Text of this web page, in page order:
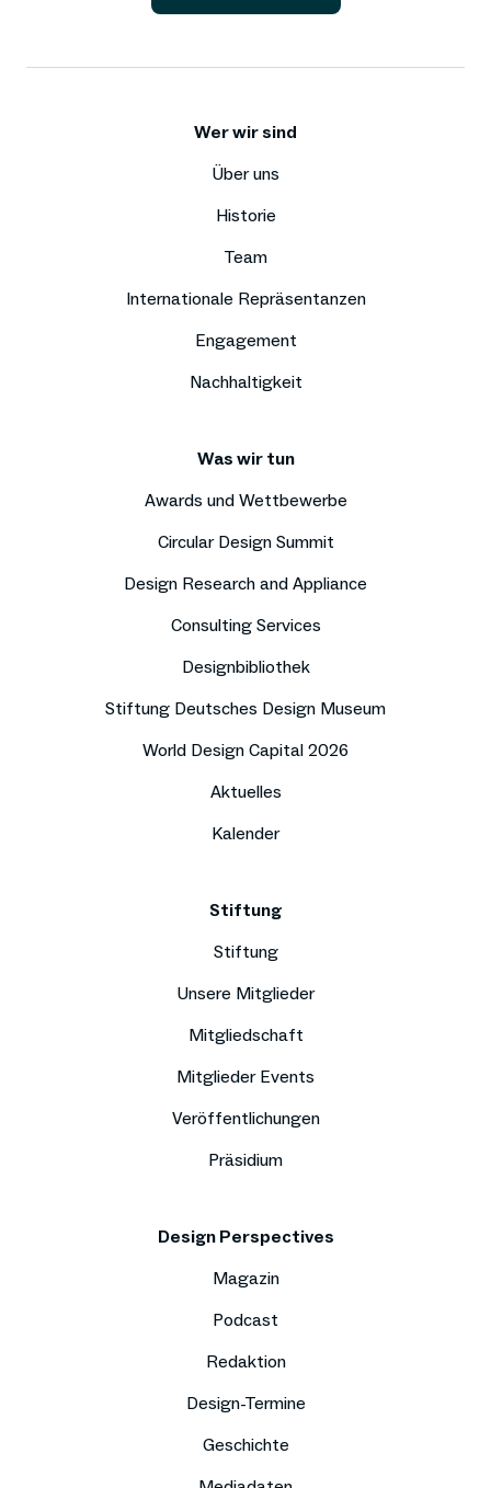
Wer wir sind
Über uns
Historie
Team
Internationale Repräsentanzen
Engagement
Nachhaltigkeit
Was wir tun
Awards und Wettbewerbe
Circular Design Summit
Design Research and Appliance
Consulting Services
Designbibliothek
Stiftung Deutsches Design Museum
World Design Capital 2026
Aktuelles
Kalender
Stiftung
Stiftung
Unsere Mitglieder
Mitgliedschaft
Mitglieder Events
Veröffentlichungen
Präsidium
Design Perspectives
Magazin
Podcast
Redaktion
Design-Termine
Geschichte